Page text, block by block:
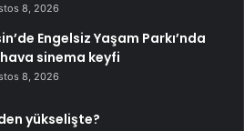
8, 2026
Engelsiz Yaşam Parkı’nda
hava sinema keyfi
8, 2026
yükselişte?